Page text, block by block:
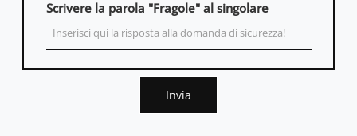
Scrivere la parola "Fragole" al singolare
Invia